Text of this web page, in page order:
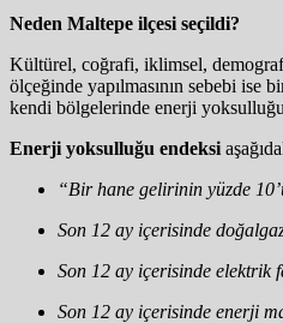
Neden Maltepe ilçesi seçildi?
Kültürel, coğrafi, iklimsel,
ölçeğinde yapılmasının sebebi
kendi bölgelerinde enerji
Enerji yoksulluğu endeksi
“Bir hane gelirinin yüzde
Son 12 ay içerisinde
Son 12 ay içerisinde elektrik
Son 12 ay içerisinde enerji